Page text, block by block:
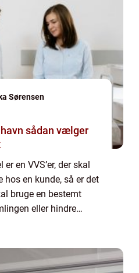
Sørensen
vælger
en VVS’er, der skal
hos en kunde, så er det
bruge en bestemt
eller hindre